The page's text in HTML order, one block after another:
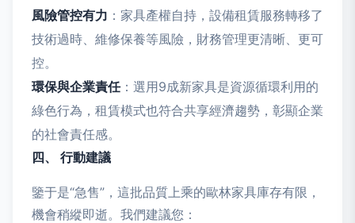
風險管控有力 ：家具產權自持，設備租賃服務轉移了
技術過時、維修保養等風險，財務管理更清晰、更可
控。
環保與企業責任：選用9成新家具是資源循環利用的
綠色行為，租賃模式也符合共享經濟趨勢，彰顯企業
的社會責任感。
四、 行動建議
鑒于是“急售”，這批品質上乘的歐林家具庫存有限，
機會稍縱即逝。我們建議您：